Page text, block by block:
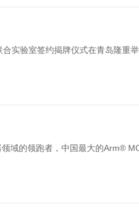
域的领跑者，中国最大的Arm®